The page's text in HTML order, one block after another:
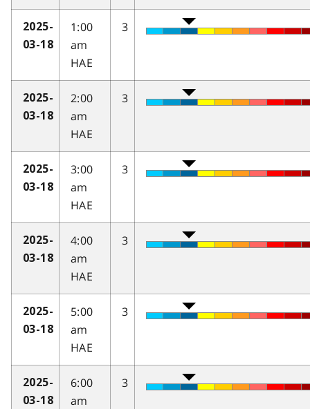
2025-
03-18
1:00
am
HAE
3
2025-
03-18
2:00
am
HAE
3
2025-
03-18
3:00
am
HAE
3
2025-
03-18
4:00
am
HAE
3
2025-
03-18
5:00
am
HAE
3
2025-
03-18
6:00
am
3